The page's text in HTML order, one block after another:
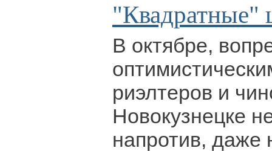
"Квадратные"
В октябре,
риэлтеров и
Новокузнецке
напротив, даже